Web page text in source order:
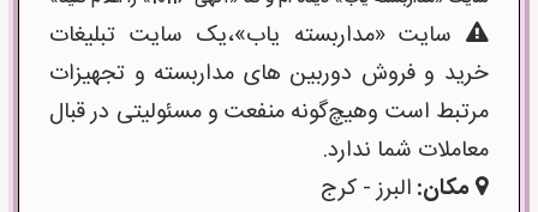
سایت «مداربسته یاب»،یک سایت تبلیغات
خرید و فروش دوربین های مداربسته و تجهیزات
مرتبط است وهیچ‌گونه منفعت و مسئولیتی در قبال
معاملات شما ندارد.
مکان: البرز - کرج